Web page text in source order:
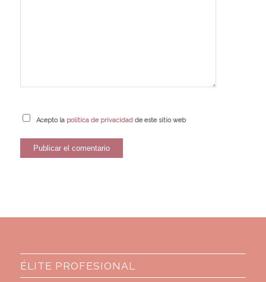
Acepto la política de privacidad de este sitio web
ÉLITE PROFESIONAL